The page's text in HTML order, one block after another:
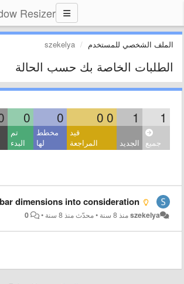
Resizer
الملف الشخصي للمستخدم szekelya
الطلبات الخاصة بك حسب الحالة
1
1
0
0
0
0
جميع الجديد
قيد
المراجعة
مخطط
لها
تم
البدء
take windows taskbar dimensions into consideration
szekelyaمنذ 8 سنة •محدّثمنذ 8 سنة •
0